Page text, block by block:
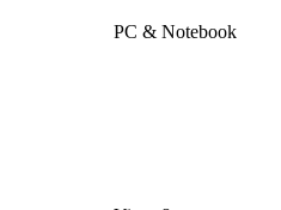
PC & Notebook